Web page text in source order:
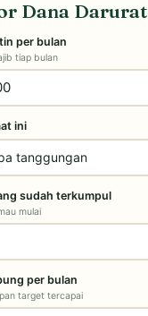
Dana Darurat
per bulan
tiap bulan
ini
sudah terkumpul
mulai
per bulan
target tercapai